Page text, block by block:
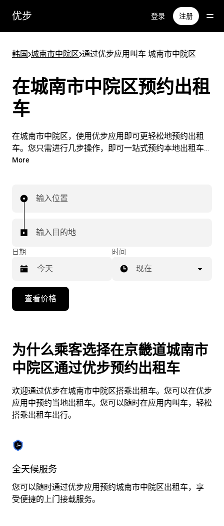
优步 登录 注册
韩国>城南市中院区>通过优步应用叫车 城南市中院区
在城南市中院区预约出租
车
在城南市中院区，使用优步应用即可更轻松地预约出租
车。您只需进行几步操作，即可一站式预约本地出租车并
支付车费。您可以随时在城南市中院区轻松预约出租车行
More
输入位置
输入目的地
日期
向
头
键
可
览
日
历
选
择
日
期。
按
退
时间
现在
查看价格
为什么乘客选择在京畿道城南市
中院区通过优步预约出租车
欢迎通过优步在城南市中院区搭乘出租车。您可以在优步
应用中预约当地出租车。您可以随时在应用内叫车，轻松
搭乘出租车出行。
全天候服务
您可以随时通过优步应用预约城南市中院区出租车，享
受便捷的上门接载服务。